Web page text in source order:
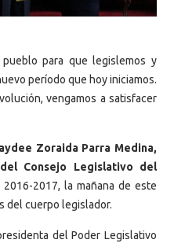
para que legislemos y
período que hoy iniciamos.
vengamos a satisfacer
Zoraida Parra Medina,
Consejo Legislativo del
2017, la mañana de este
del cuerpo legislador.
del Poder Legislativo